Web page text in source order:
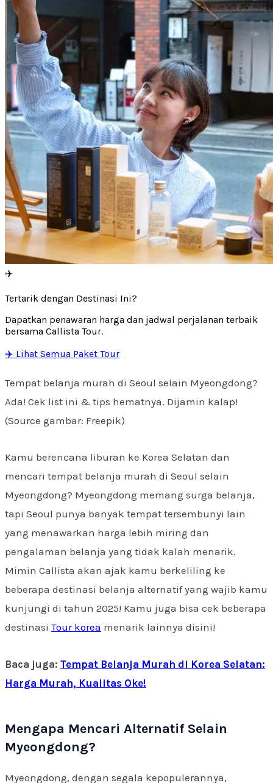
✈️
Tertarik dengan Destinasi Ini?
Dapatkan penawaran harga dan jadwal perjalanan terbaik
bersama Callista Tour.
✈️ Lihat Semua Paket Tour
Tempat belanja murah di Seoul selain Myeongdong?
Ada! Cek list ini & tips hematnya. Dijamin kalap!
(Source gambar: Freepik)
Kamu berencana liburan ke Korea Selatan dan
mencari tempat belanja murah di Seoul selain
Myeongdong? Myeongdong memang surga belanja,
tapi Seoul punya banyak tempat tersembunyi lain
yang menawarkan harga lebih miring dan
pengalaman belanja yang tidak kalah menarik.
Mimin Callista akan ajak kamu berkeliling ke
beberapa destinasi belanja alternatif yang wajib kamu
kunjungi di tahun 2025! Kamu juga bisa cek beberapa
destinasi Tour korea menarik lainnya disini!
Baca juga: Tempat Belanja Murah di Korea Selatan:
Harga Murah, Kualitas Oke!
Mengapa Mencari Alternatif Selain
Myeongdong?
Myeongdong, dengan segala kepopulerannya,